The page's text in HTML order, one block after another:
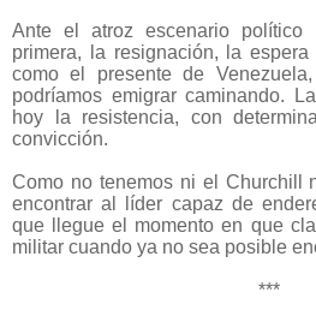
Ante el atroz escenario político
primera, la resignación, la
como el presente de
podríamos emigrar caminando.
hoy la resistencia, con
convicción.
Como no tenemos ni el Churchill
encontrar al líder capaz de
que llegue el momento en que
militar cuando ya no sea posible
***